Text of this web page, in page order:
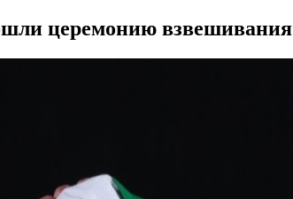
церемонию взвешивания